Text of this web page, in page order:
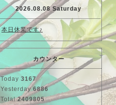
2026.08.08 Saturday
本日休業です♪
カウンター
Today 3167
Yesterday6886
Total2409805